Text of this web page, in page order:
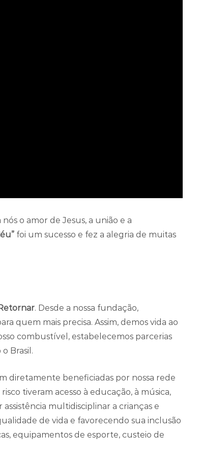
o amor de Jesus, a união e a
foi um sucesso e fez a alegria de muitas
. Desde a nossa fundação,
quem mais precisa. Assim, demos vida ao
combustível, estabelecemos parcerias
Brasil.
diretamente beneficiadas por nossa rede
tiveram acesso à educação, à música,
multidisciplinar a crianças e
de vida e favorecendo sua inclusão
equipamentos de esporte, custeio de